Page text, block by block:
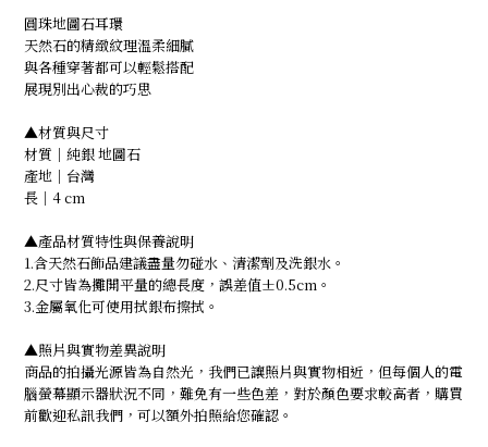
圓珠地圖石耳環
天然石的精緻紋理溫柔細膩
與各種穿著都可以輕鬆搭配
展現別出心裁的巧思
▲材質與尺寸
材質｜純銀 地圖石
產地｜台灣
長｜4 cm
▲產品材質特性與保養說明
1.含天然石飾品建議盡量勿碰水、清潔劑及洗銀水。
2.尺寸皆為攤開平量的總長度，誤差值±0.5cm。
3.金屬氧化可使用拭銀布擦拭。
▲照片與實物差異說明
商品的拍攝光源皆為自然光，我們已讓照片與實物相近，但每個人的電
腦螢幕顯示器狀況不同，難免有一些色差，對於顏色要求較高者，購買
前歡迎私訊我們，可以額外拍照給您確認。